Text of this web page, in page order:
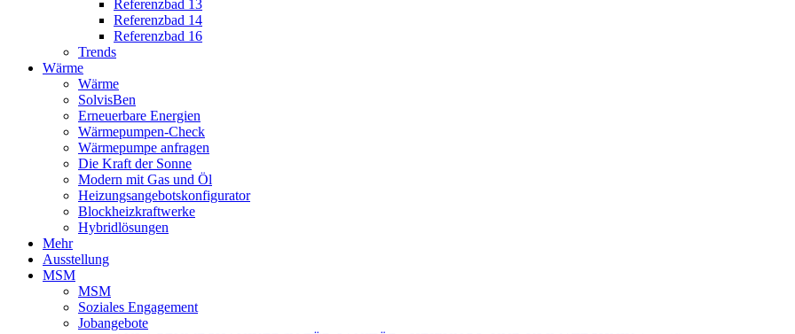
Referenzbad 13
Referenzbad 14
Referenzbad 16
Trends
Wärme
Wärme
SolvisBen
Erneuerbare Energien
Wärmepumpen-Check
Wärmepumpe anfragen
Die Kraft der Sonne
Modern mit Gas und Öl
Heizungsangebotskonfigurator
Blockheizkraftwerke
Hybridlösungen
Mehr
Ausstellung
MSM
MSM
Soziales Engagement
Jobangebote